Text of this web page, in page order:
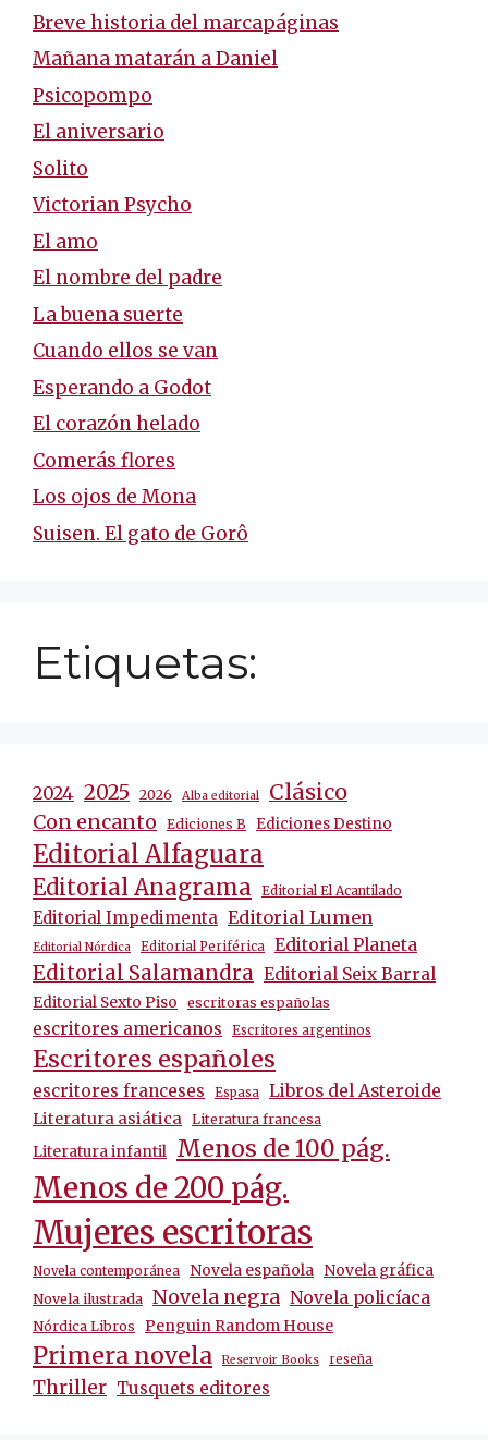
Breve historia del marcapáginas
Mañana matarán a Daniel
Psicopompo
El aniversario
Solito
Victorian Psycho
El amo
El nombre del padre
La buena suerte
Cuando ellos se van
Esperando a Godot
El corazón helado
Comerás flores
Los ojos de Mona
Suisen. El gato de Gorô
Etiquetas:
2024 2025 2026 Alba editorial Clásico
Con encanto Ediciones B Ediciones Destino
Editorial Alfaguara
Editorial Anagrama Editorial El Acantilado
Editorial Impedimenta Editorial Lumen
Editorial Nórdica Editorial Periférica Editorial Planeta
Editorial Salamandra Editorial Seix Barral
Editorial Sexto Piso escritoras españolas
escritores americanos Escritores argentinos
Escritores españoles
escritores franceses Espasa Libros del Asteroide
Literatura asiática Literatura francesa
Literatura infantil Menos de 100 pág.
Menos de 200 pág.
Mujeres escritoras
Novela contemporánea Novela española Novela gráfica
Novela ilustrada Novela negra Novela policíaca
Nórdica Libros Penguin Random House
Primera novela Reservoir Books reseña
Thriller Tusquets editores